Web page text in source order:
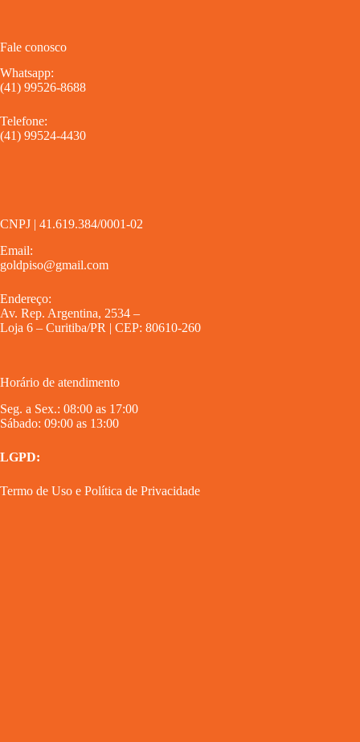
Fale conosco
Whatsapp:
(41) 99526-8688
Telefone:
(41) 99524-4430
CNPJ | 41.619.384/0001-02
Email:
goldpiso@gmail.com
Endereço:
Av. Rep. Argentina, 2534 –
Loja 6 – Curitiba/PR | CEP: 80610-260
Horário de atendimento
Seg. a Sex.: 08:00 as 17:00
Sábado: 09:00 as 13:00
LGPD:
Termo de Uso e Política de Privacidade